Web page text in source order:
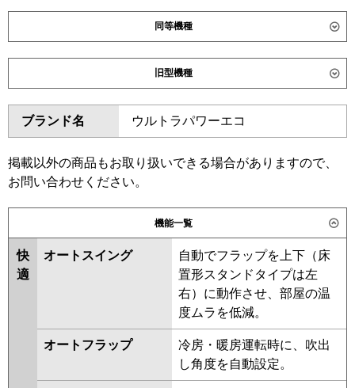
同等機種
ダイキン SSRH80DT SSRH80DNT
SSRHU80DT
東芝 GPXA08013MUB GCXA08013MUB
GCXA08013XU
三菱電機 PCZ-DHRMP80K6 PCZ-
DHRMP80KL6
RPC-GP80RGH8
三菱重工 FDEZ806H6S
PA-P80T7GNCX PA-P80T7GNC
PA-P80T7GC
旧型機種
ダイキン SSRH80CNT SSRH80CT
SSRHU80CT SSRT80BYT
SSRH80BYT SSRH80BYNT
SSRU80BYNT SSRU80BYT
SSRHU80BYT
SSRJH80BJT
SSRU80BJNT SSRHU80BJT
SSRJH80BFT SSRT80BFT
SSRH80BFT SSRH80BFNT
SSRU80BFT SSRU80BFNT
SSRHU80BFT SSRT80BCT
SSRHU80BCT SSRH80BCT
SSRH80BCNT SSRU80BCT
SSRU80BCNT
ブランド名 ウルトラパワーエコ
掲載以外の商品もお取り扱いできる場合がありますので、
お問い合わせください。
機能一覧
快
適
オートスイング
自動でフラップを上下（床
置形スタンドタイプは左
右）に動作させ、部屋の温
度ムラを低減。
オートフラップ
冷房・暖房運転時に、吹出
し角度を自動設定。